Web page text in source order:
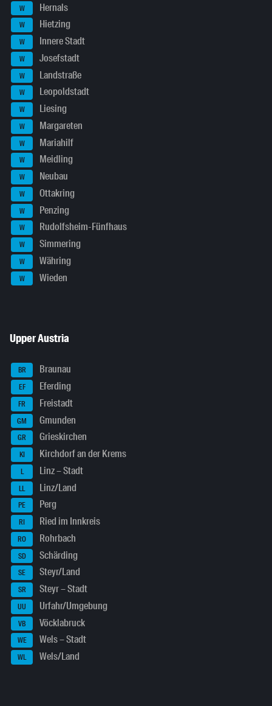
W Hernals
W Hietzing
W Innere Stadt
W Josefstadt
W Landstraße
W Leopoldstadt
W Liesing
W Margareten
W Mariahilf
W Meidling
W Neubau
W Ottakring
W Penzing
W Rudolfsheim-Fünfhaus
W Simmering
W Währing
W Wieden
Upper Austria
BR Braunau
EF Eferding
FR Freistadt
GM Gmunden
GR Grieskirchen
KI Kirchdorf an der Krems
L Linz – Stadt
LL Linz/Land
PE Perg
RI Ried im Innkreis
RO Rohrbach
SD Schärding
SE Steyr/Land
SR Steyr – Stadt
UU Urfahr/Umgebung
VB Vöcklabruck
WE Wels – Stadt
WL Wels/Land